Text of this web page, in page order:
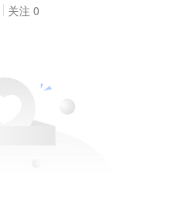
关注 0